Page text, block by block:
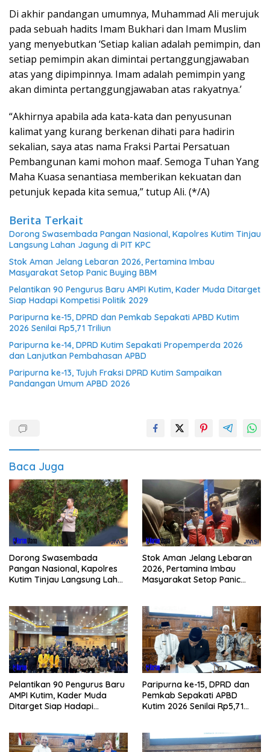
Di akhir pandangan umumnya, Muhammad Ali merujuk
pada sebuah hadits Imam Bukhari dan Imam Muslim
yang menyebutkan ‘Setiap kalian adalah pemimpin, dan
setiap pemimpin akan dimintai pertanggungjawaban
atas yang dipimpinnya. Imam adalah pemimpin yang
akan diminta pertanggungjawaban atas rakyatnya.’
“Akhirnya apabila ada kata-kata dan penyusunan
kalimat yang kurang berkenan dihati para hadirin
sekalian, saya atas nama Fraksi Partai Persatuan
Pembangunan kami mohon maaf. Semoga Tuhan Yang
Maha Kuasa senantiasa memberikan kekuatan dan
petunjuk kepada kita semua,” tutup Ali. (*/A)
Berita Terkait
Dorong Swasembada Pangan Nasional, Kapolres Kutim Tinjau
Langsung Lahan Jagung di PIT KPC
Stok Aman Jelang Lebaran 2026, Pertamina Imbau
Masyarakat Setop Panic Buying BBM
Pelantikan 90 Pengurus Baru AMPI Kutim, Kader Muda Ditarget
Siap Hadapi Kompetisi Politik 2029
Paripurna ke-15, DPRD dan Pemkab Sepakati APBD Kutim
2026 Senilai Rp5,71 Triliun
Paripurna ke-14, DPRD Kutim Sepakati Propemperda 2026
dan Lanjutkan Pembahasan APBD
Paripurna ke-13, Tujuh Fraksi DPRD Kutim Sampaikan
Pandangan Umum APBD 2026
Baca Juga
Dorong Swasembada
Pangan Nasional, Kapolres
Kutim Tinjau Langsung Lahan
Stok Aman Jelang Lebaran
2026, Pertamina Imbau
Masyarakat Setop Panic
Pelantikan 90 Pengurus Baru
AMPI Kutim, Kader Muda
Ditarget Siap Hadapi
Paripurna ke-15, DPRD dan
Pemkab Sepakati APBD
Kutim 2026 Senilai Rp5,71